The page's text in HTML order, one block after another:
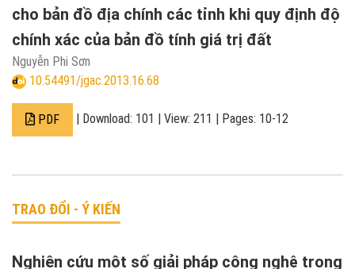
cho bản đồ địa chính các tỉnh khi quy định độ
chính xác của bản đồ tính giá trị đất
Nguyễn Phi Sơn
10.54491/jgac.2013.16.68
PDF | Download: 101 | View: 211 | Pages: 10-12
TRAO ĐỔI - Ý KIẾN
Nghiên cứu một số giải pháp công nghệ trong